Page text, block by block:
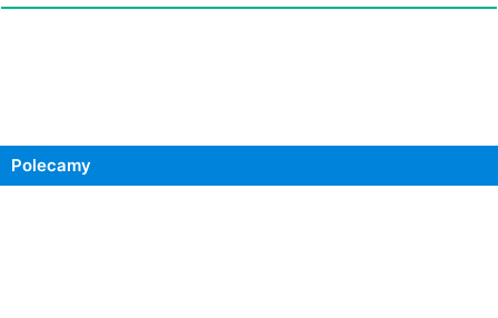
Polecamy